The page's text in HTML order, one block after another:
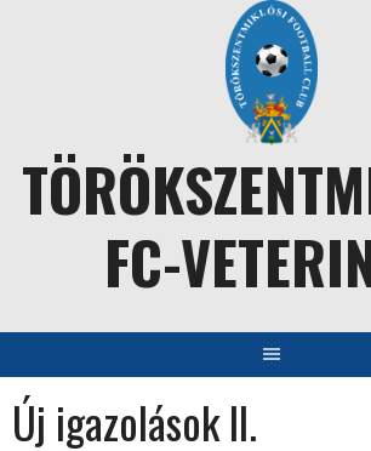
FC-
Új igazolások II.